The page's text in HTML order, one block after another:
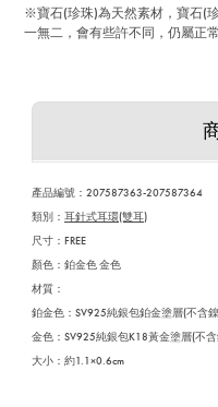
※寶石(珍珠)為天然素材，寶石(
一無二，會有些許不同，仍屬正
產品編號： 207587363-207587364
類別： 耳針式耳環(雙耳)
尺寸：FREE
顏色：鉑金色 金色
材質：
鉑金色：SV925純銀包鉑金塗層(不含
金色：SV925純銀包K18黃金塗層(不
大小：約1.1×0.6cm